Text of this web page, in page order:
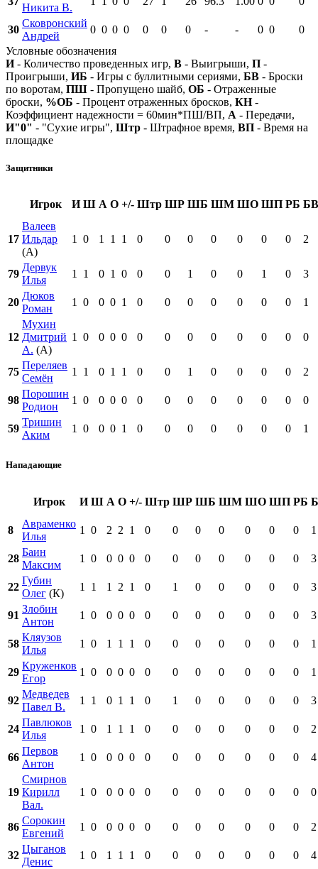
Никита В.
30
Сковронский
Андрей
0 0 0 0 0 0 0 - - 0 0
0
Условные обозначения
И- Количество проведенных игр, В - Выигрыши, П -
Проигрыши, ИБ - Игры с буллитными сериями, БВ - Броски
по воротам, ПШ - Пропущено шайб, ОБ - Отраженные
броски, %ОБ - Процент отраженных бросков, КН-
Коэффициент надежности = 60мин*ПШ/ВП, А - Передачи,
И"0" - "Сухие игры", Штр - Штрафное время, ВП - Время на
площадке
Защитники
Игрок И Ш А О +/- Штр ШР ШБ ШМ ШО ШП РБ БВ
17
Валеев
Ильдар
(А)
1 0 1 1 1 0 0 0 0 0 0 0 2
79
Дервук
Илья
1 1 0 1 0 0 0 1 0 0 1 0 3
20
Дюков
Роман
1 0 0 0 1 0 0 0 0 0 0 0 1
12
Мухин
Дмитрий
А. (А)
1 0 0 0 0 0 0 0 0 0 0 0 0
75
Переляев
Семён
1 1 0 1 1 0 0 1 0 0 0 0 2
98
Порошин
Родион
1 0 0 0 0 0 0 0 0 0 0 0 0
59
Тришин
Аким
1 0 0 0 1 0 0 0 0 0 0 0 1
Нападающие
Игрок И Ш А О +/- Штр ШР ШБ ШМ ШО ШП РБ
8
Авраменко
Илья
1 0 2 2 1 0 0 0 0 0 0 0 1
28
Баин
Максим
1 0 0 0 0 0 0 0 0 0 0 0 3
22
Губин
Олег (К)
1 1 1 2 1 0 1 0 0 0 0 0 3
91
Злобин
Антон
1 0 0 0 0 0 0 0 0 0 0 0 3
58
Кляузов
Илья
1 0 1 1 1 0 0 0 0 0 0 0 1
29
Круженков
Егор
1 0 0 0 0 0 0 0 0 0 0 0 1
92
Медведев
Павел В.
1 1 0 1 1 0 1 0 0 0 0 0 3
24
Павлюков
Илья
1 0 1 1 1 0 0 0 0 0 0 0 2
66
Первов
Антон
1 0 0 0 0 0 0 0 0 0 0 0 4
19
Смирнов
Кирилл
Вал.
1 0 0 0 0 0 0 0 0 0 0 0 0
86
Сорокин
Евгений
1 0 0 0 0 0 0 0 0 0 0 0 2
32
Цыганов
Денис
1 0 1 1 1 0 0 0 0 0 0 0
4